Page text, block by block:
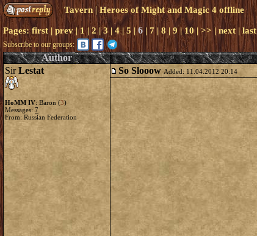
Tavern|Heroes of Might and Magic 4 offline
Pages:first | prev|1| 2|3| 4|5 |6| 7|8 | 9|10|>> | next |last
Subscribe to our groups:
Author
SirLestat
HoMM IV: Baron (3)
Messages: 7
From: Russian Federation
So Slooow Added: 11.04.2012 20:14